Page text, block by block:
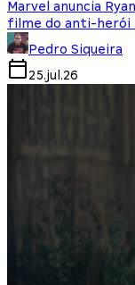
Marvel anuncia
filme do anti-herói
Pedro Siqueira
25.jul.26